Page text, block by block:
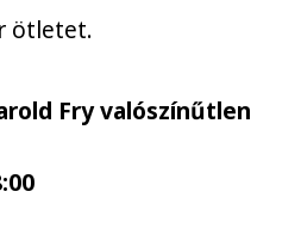
ötletet.
Fry valószínűtlen